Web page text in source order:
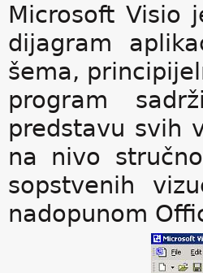
Microsoft Visio
dijagram
šema,
program
predstavu svih
na nivo
sopstvenih
nadopunom